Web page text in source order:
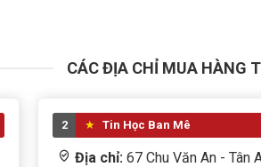
CÁC ĐỊA CHỈ MUA HÀNG
2 Tin Học Ban Mê
Địa chỉ: 67 Chu Văn An - Tân